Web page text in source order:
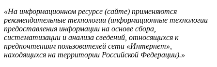
«На информационном ресурсе (сайте) применяются
рекомендательные технологии (информационные технологии
предоставления информации на основе сбора,
систематизации и анализа сведений, относящихся к
предпочтениям пользователей сети «Интернет»,
находящихся на территории Российской Федерации).»